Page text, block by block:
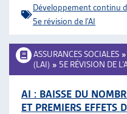
Développement continu
5e révision de l'AI
ASSURANCES SOCIALES »
(LAI) » 5E RÉVISION DE
AI : BAISSE DU
ET PREMIERS EFFETS